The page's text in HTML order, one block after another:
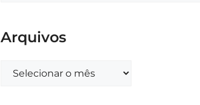
Arquivos